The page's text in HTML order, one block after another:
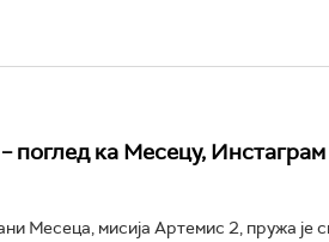
ка Месецу, Инстаграм
Месеца, мисија Артемис 2, пружа је